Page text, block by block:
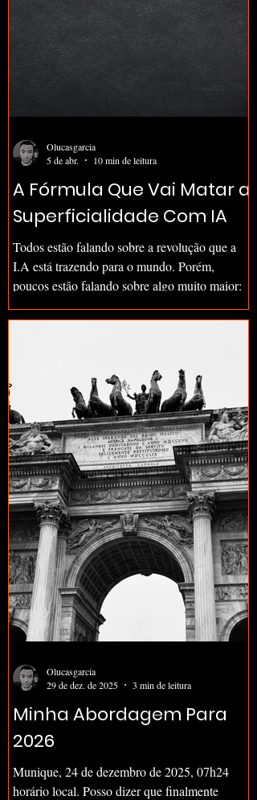
A Fórmula Que Vai Matar a
Superficialidade Com IA
Todos estão falando sobre a revolução que a
I.A está trazendo para o mundo. Porém,
poucos estão falando sobre algo muito maior:
comportamento humano devem mudar
maioria das pessoas. Essa tese pode ser
resumida através de uma fórmula simples: D =
A + P - S Demanda por profundidade =
Adoção da IA + Produtividade Gerada pela IA
- Aceitação de Superfic
Olucasgarcia
5 de abr.
10 min de leitura
Minha Abordagem Para
2026
Munique, 24 de dezembro de 2025, 07h24
horário local. Posso dizer que finalmente
Olucasgarcia
29 de dez. de 2025
3 min de leitura